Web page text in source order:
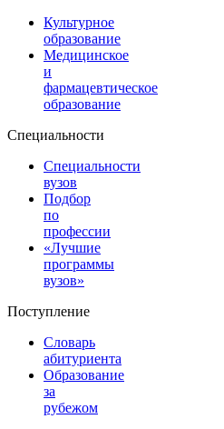
Культурное
образование
Медицинское
и
фармацевтическое
образование
Специальности
Специальности
вузов
Подбор
по
профессии
«Лучшие
программы
вузов»
Поступление
Словарь
абитуриента
Образование
за
рубежом